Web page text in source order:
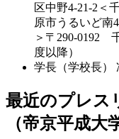
区中野4-21-2＜
原市うるいど南
＞〒290-0192
度以降）
学長（学校長）
最近のプレス
（帝京平成大